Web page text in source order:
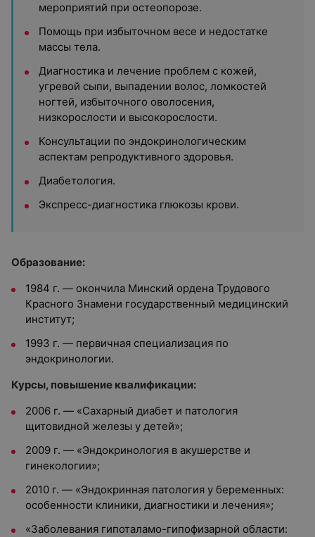
мероприятий при остеопорозе.
Помощь при избыточном весе и недостатке
массы тела.
Диагностика и лечение проблем с кожей,
угревой сыпи, выпадении волос, ломкостей
ногтей, избыточного оволосения,
низкорослости и высокорослости.
Консультации по эндокринологическим
аспектам репродуктивного здоровья.
Диабетология.
Экспресс-диагностика глюкозы крови.
Образование:
1984 г. — окончила Минский ордена Трудового
Красного Знамени государственный медицинский
институт;
1993 г. — первичная специализация по
эндокринологии.
Курсы, повышение квалификации:
2006 г. — «Сахарный диабет и патология
щитовидной железы у детей»;
2009 г. — «Эндокринология в акушерстве и
гинекологии»;
2010 г. — «Эндокринная патология у беременных:
особенности клиники, диагностики и лечения»;
«Заболевания гипоталамо-гипофизарной области: